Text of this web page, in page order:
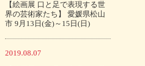
【絵画展 口と足で表現する世
界の芸術家たち】 愛媛県松山
市 9月13日(金)～15日(日)
2019.08.07